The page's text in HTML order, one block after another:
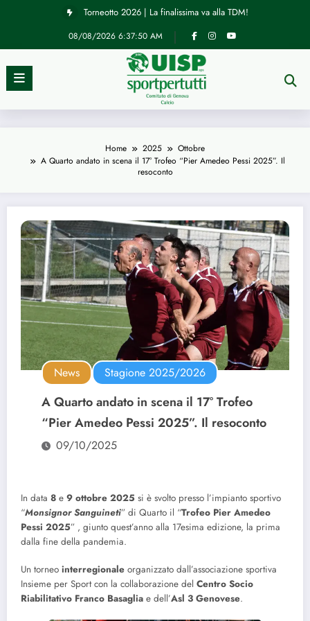
finali nazionali a 11 di calcio
Home 2025
Ottobre
A Quarto andato in scena il 17° Trofeo “Pier Amedeo Pessi 2025”. Il
resoconto
News Stagione 2025/2026
A Quarto andato in scena il 17° Trofeo
“Pier Amedeo Pessi 2025”. Il resoconto
09/10/2025
In data 8 e 9 ottobre 2025 si è svolto presso l’impianto sportivo
“Monsignor Sanguineti” di Quarto il “Trofeo Pier Amedeo
Pessi 2025” , giunto quest’anno alla 17esima edizione, la prima
dalla fine della pandemia.
Un torneo interregionale organizzato dall’associazione sportiva
Insieme per Sport con la collaborazione del Centro Socio
Riabilitativo Franco Basaglia e dell’Asl 3 Genovese.